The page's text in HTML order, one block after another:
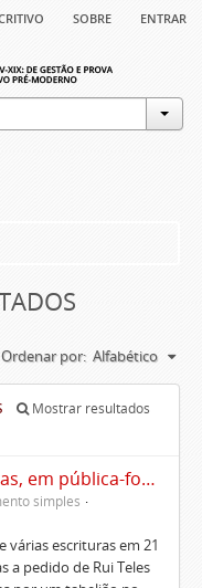
sobre entrar
Ordenar por: Alfabético
Mostrar resultados
Treslado de escrituras, em pública-forma, de Rui Teles de Meneses
simples
várias escrituras em 21
a pedido de Rui Teles